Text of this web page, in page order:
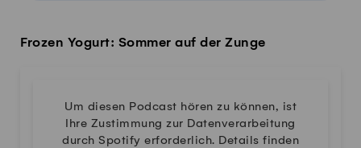
Frozen Yogurt: Sommer auf der Zunge
Um diesen Podcast hören zu können, ist
Ihre Zustimmung zur Datenverarbeitung
durch Spotify erforderlich. Details finden